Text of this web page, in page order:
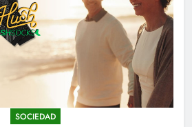
SOCIEDAD